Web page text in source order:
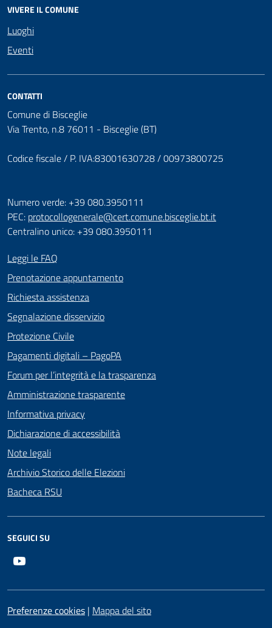
VIVERE IL COMUNE
Luoghi
Eventi
CONTATTI
Comune di Bisceglie
Via Trento, n.8 76011 - Bisceglie (BT)
Codice fiscale / P. IVA:83001630728 / 00973800725
Numero verde: +39 080.3950111
PEC: protocollogenerale@cert.comune.bisceglie.bt.it
Centralino unico: +39 080.3950111
Leggi le FAQ
Prenotazione appuntamento
Richiesta assistenza
Segnalazione disservizio
Protezione Civile
Pagamenti digitali – PagoPA
Forum per l’integrità e la trasparenza
Amministrazione trasparente
Informativa privacy
Dichiarazione di accessibilità
Note legali
Archivio Storico delle Elezioni
Bacheca RSU
SEGUICI SU
Preferenze cookies | Mappa del sito